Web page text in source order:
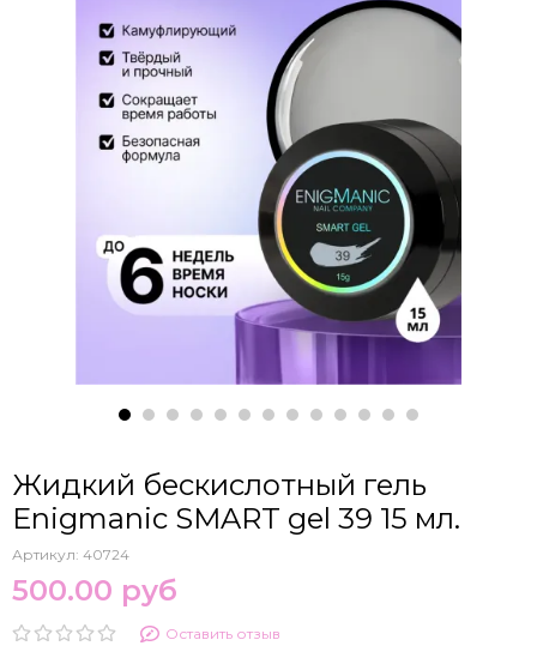
Жидкий бескислотный гель
Enigmanic SMART gel 39 15 мл.
Артикул: 40724
500.00 руб
Оставить отзыв